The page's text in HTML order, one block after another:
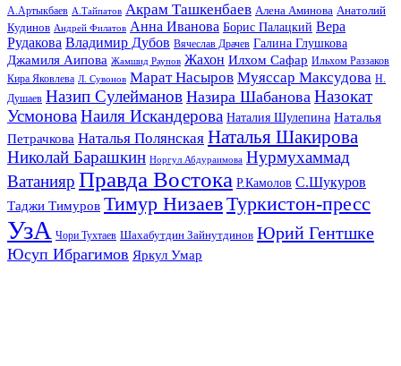
А.Артыкбаев А.Тайпатов Акрам Ташкенбаев Алена Аминова Анатолий
Кудинов Андрей Филатов Анна Иванова Борис Палацкий Вера
Рудакова Владимир Дубов Вячеслав Драчев Галина Глушкова
Джамиля Аипова Жамшид Раупов Жахон Илхом Сафар Ильхом Раззаков
Кира Яковлева Л. Сувонов Марат Насыров Муяссар Максудова Н.
Душаев Назип Сулейманов Назира Шабанова Назокат
УсмоноваНаиля Искандерова Наталия Шулепина Наталья
Петрачкова Наталья Полянская Наталья Шакирова
Николай Барашкин Норгул Абдураимова Нурмухаммад
Ватанияр Правда Востока Р.Камолов С.Шукуров
Таджи Тимуров Тимур НизаевТуркистон-пресс
УзА Чори Тухтаев Шахабутдин Зайнутдинов Юрий Гентшке
Юсуп Ибрагимов Яркул Умар